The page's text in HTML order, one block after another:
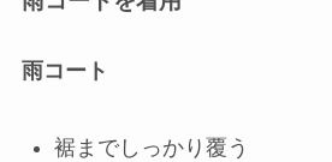
雨コート
裾までしっかり覆う